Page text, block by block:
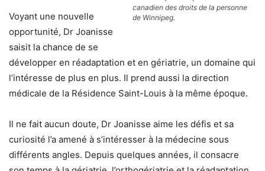
canadien des droits de la personne
de Winnipeg.
Voyant une nouvelle
opportunité, Dr Joanisse
saisit la chance de se
développer en réadaptation et en gériatrie, un domaine qui
l’intéresse de plus en plus. Il prend aussi la direction
médicale de la Résidence Saint-Louis à la même époque.
Il ne fait aucun doute, Dr Joanisse aime les défis et sa
curiosité l’a amené à s’intéresser à la médecine sous
différents angles. Depuis quelques années, il consacre